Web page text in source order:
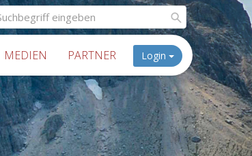
MEDIEN PARTNER Login